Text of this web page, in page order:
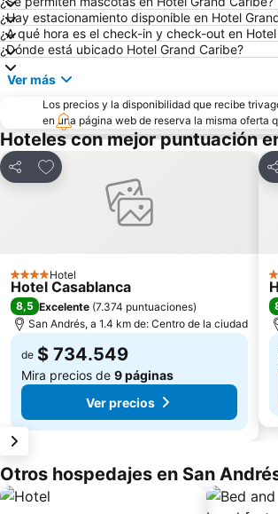
¿Hay estacionamiento disponible en Hotel
¿A qué hora es el check-in y check-out en
¿Dónde está ubicado Hotel Grand Caribe?
Ver más
Los precios y la disponibilidad que recibe
en una página web de reserva la misma oferta
Hoteles con mejor puntuación
Compartir
Agregar a favoritos
4 Estrellas
Hotel
Hotel Casablanca
8,5 Excelente (7.374 puntuaciones)
San Andrés, a 1.4 km de: Centro de la ciudad
de $ 734.549
Mira precios de 9 páginas
Ver precios
Otros hospedajes en San